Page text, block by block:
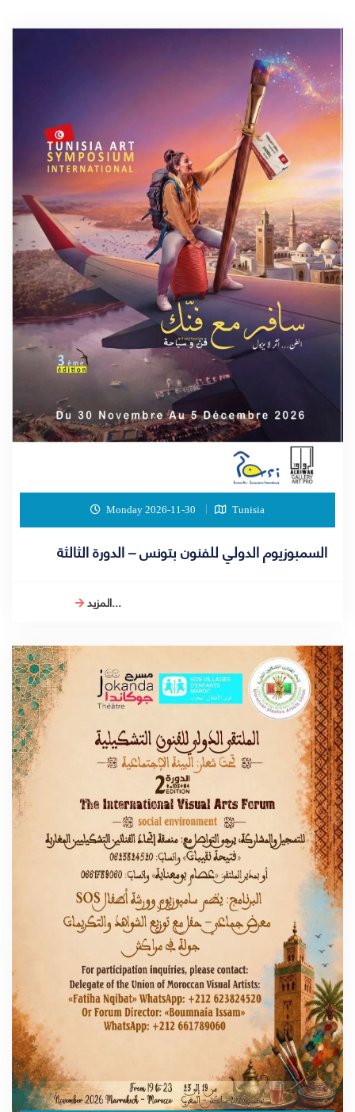
Monday 2026-11-30 Tunisia
السمبوزيوم الدولي للفنون بتونس – الدورة الثالثة
المزيد...